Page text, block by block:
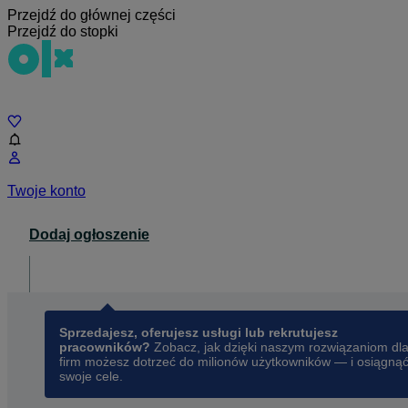
Przejdź do głównej części
Przejdź do stopki
Twoje konto
Dodaj ogłoszenie
Sprzedajesz, oferujesz usługi lub rekrutujesz
pracowników? Zobacz, jak dzięki naszym rozwiązaniom dla
firm możesz dotrzeć do milionów użytkowników — i osiągnąć
swoje cele.